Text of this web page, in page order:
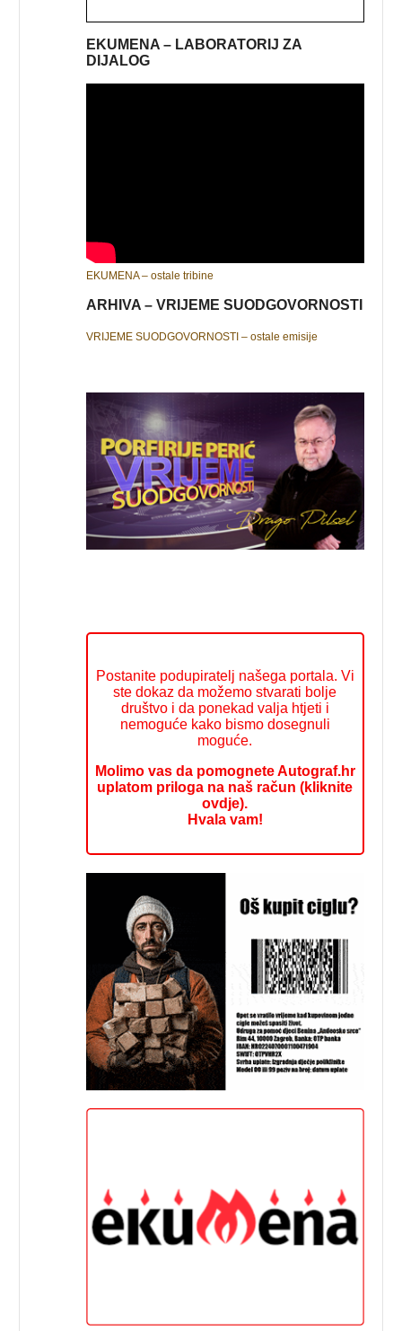
EKUMENA – LABORATORIJ ZA
DIJALOG
EKUMENA – ostale tribine
ARHIVA – VRIJEME SUODGOVORNOSTI
VRIJEME SUODGOVORNOSTI – ostale emisije
Postanite podupiratelj našega portala. Vi
ste dokaz da možemo stvarati bolje
društvo i da ponekad valja htjeti i
nemoguće kako bismo dosegnuli
moguće.
Molimo vas da pomognete Autograf.hr
uplatom priloga na naš račun (kliknite
ovdje).
Hvala vam!